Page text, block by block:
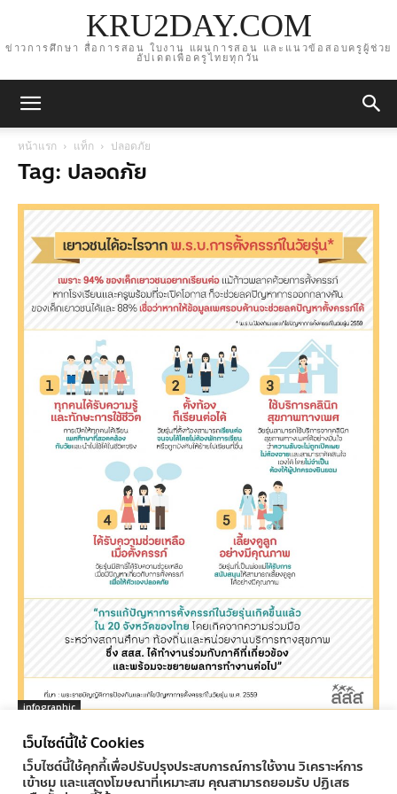
KRU2DAY.COM
ข่าวการศึกษา สื่อการสอน ใบงาน แผนการสอน และแนวข้อสอบครูผู้ช่วย
อัปเดตเพื่อครูไทยทุกวัน
หน้าแรก แท็ก ปลอดภัย
Tag: ปลอดภัย
infographic
เยาวชนได้อะไรจาก พ.ร.บ.การตั้งครรภ์ในวัยรุ่น
ครูทูเดย์ ข่าวการศึกษา - 04/11/2016
เว็บไซต์นี้ใช้ Cookies
เว็บไซต์นี้ใช้คุกกี้เพื่อปรับปรุงประสบการณ์การใช้งาน วิเคราะห์การ
เข้าชม และแสดงโฆษณาที่เหมาะสม คุณสามารถยอมรับ ปฏิเสธ